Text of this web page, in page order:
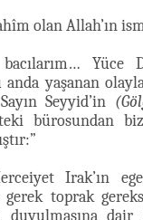
olan Allah’ın
bacılarım… Yüce
anda yaşanan
Seyyid’in
bürosundan
Irak’ın
gerek toprak
duyulmasına